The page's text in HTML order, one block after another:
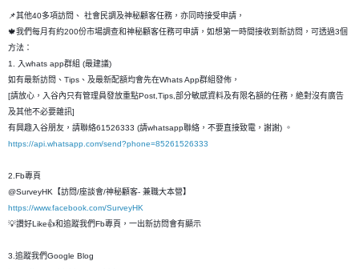
📌其他40多項訪問、 社會民調及神秘顧客任務，亦同時接受申請，
🍁我們每月有約200份市場調查和神秘顧客任務可申請，如想第一時間接收到新訪問，可透過3個
方法：
1. 入whats app群組 (最建議)
如有最新訪問、Tips、及最新配額均會先在Whats App群組發佈，
[請放心，入谷內只有管理員發放重點Post,Tips,部分敏感資料及有限名額的任務，絶對沒有廣告
及其他不必要雜訊]
有興趣入谷朋友，請聯絡61526333 (請whatsapp聯絡，不要直接致電，謝謝) 。
https://api.whatsapp.com/send?phone=85261526333
2.Fb專頁
@SurveyHK【訪問/座談會/神秘顧客- 兼職大本營】
https://www.facebook.com/SurveyHK
💡讚好Like👍和追蹤我們Fb專頁，一出新訪問會有顯示
3.追蹤我們Google Blog